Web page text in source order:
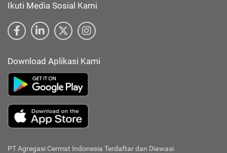
Ikuti Media Sosial Kami
Download Aplikasi Kami
PT Agregasi Cermat Indonesia Terdaftar dan Diawasi